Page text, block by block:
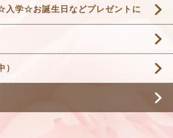
学☆お誕生日などプレゼントに
）